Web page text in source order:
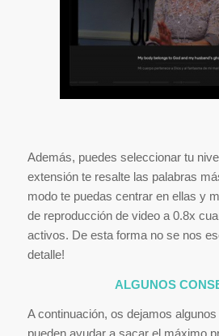
Además, puedes seleccionar tu
extensión te resalte las palabras
modo te puedas centrar en ellas y
de reproducción de video a 0.8x
activos. De esta forma no se nos
detalle!
ALGUNOS
A continuación, os dejamos